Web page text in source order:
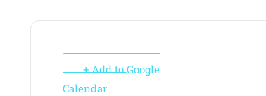
+ Add to Google
Calendar